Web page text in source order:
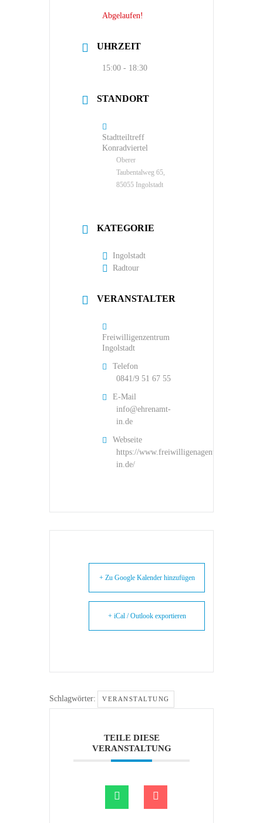
Abgelaufen!
UHRZEIT
15:00 - 18:30
STANDORT
Stadtteiltreff
Konradviertel
Oberer
Taubentalweg 65,
85055 Ingolstadt
KATEGORIE
Ingolstadt
Radtour
VERANSTALTER
Freiwilligenzentrum
Ingolstadt
Telefon
0841/9 51 67 55
E-Mail
info@ehrenamt-
in.de
Webseite
https://www.freiwilligenagentur-
in.de/
+ Zu Google Kalender hinzufügen
+ iCal / Outlook exportieren
Schlagwörter: VERANSTALTUNG
TEILE DIESE
VERANSTALTUNG